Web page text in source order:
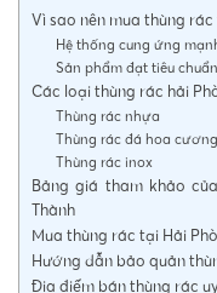
Vì sao nên mua thùng rác
Hệ thống cung ứng
Sản phẩm đạt tiêu
Các loại thùng rác hải
Thùng rác nhựa
Thùng rác đá hoa cương
Thùng rác inox
Bảng giá tham khảo
Thành
Mua thùng rác tại Hải
Hướng dẫn bảo quản
Địa điểm bán thùng rác